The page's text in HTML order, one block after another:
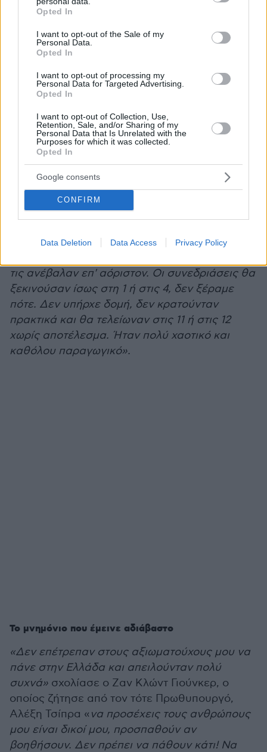
grant or deny consent to Google and its third-party tags to
use your data for below specified purposes in below Google
consent section.
Opted In
I want to opt-out of the Sale of my
Personal Data.
Opted In
I want to opt-out of processing my
Personal Data for Targeted Advertising.
Opted In
I want to opt-out of Collection, Use,
Retention, Sale, and/or Sharing of my
Personal Data that Is Unrelated with the
Purposes for which it was collected.
Opted In
Google consents
CONFIRM
Data Deletion Data Access Privacy Policy
Χάος και καθυστερήσεις
Με τις ίδιες χαμηλές ταχύτητες και σε
συνθήκες χάους εξελισσόταν και οι
διαπραγματεύσεις με τους Θεσμούς στο
ξενοδοχείο Hilton της Αθήνας, σε μια
διαδικασία που περιγράφεται από αρκετούς
αξιωματούχους χωρίς δομή, χωρίς συντονισμό
και, πολλές φορές, χωρίς σαφή στρατηγική.
«Στο ΔΝΤ και στην Κομισιόν ανησυχούσαμε
όλο και περισσότερο αλλά στην άλλη πλευρά
δεν επικρατούσε η αίσθηση του επείγοντος»
περιγράφει ο Ντεκλάν Κοστέλο, υπεύθυνος
καθώς θυμάται πως «στις Βρυξέλλες είχαμε
τις ανέβαλαν επ' αόριστον. Οι συνεδριάσεις θα
ξεκινούσαν ίσως στη 1 ή στις 4, δεν ξέραμε
πότε. Δεν υπήρχε δομή, δεν κρατούνταν
πρακτικά και θα τελείωναν στις 11 ή στις 12
χωρίς αποτέλεσμα. Ήταν πολύ χαοτικό και
καθόλου παραγωγικό».
Το μνημόνιο που έμεινε αδιάβαστο
«Δεν επέτρεπαν στους αξιωματούχους μου να
πάνε στην Ελλάδα και απειλούνταν πολύ
συχνά» σχολίασε ο Ζαν Κλώντ Γιούνκερ, ο
οποίος ζήτησε από τον τότε Πρωθυπουργό,
Αλέξη Τσίπρα « να προσέχεις τους ανθρώπους
μου είναι δικοί μου, προσπαθούν αν
βοηθήσουν. Δεν πρέπει να πάθουν κάτι! Να